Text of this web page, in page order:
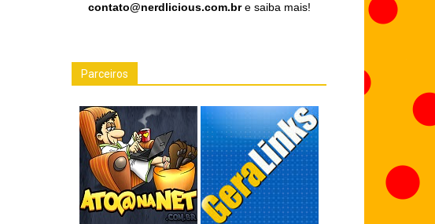
contato@nerdlicious.com.bre saiba mais!
Parceiros